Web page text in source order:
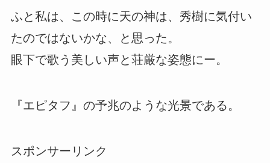
ふと私は、この時に天の神は、秀樹に気付い
たのではないかな、と思った。
眼下で歌う美しい声と荘厳な姿態にー。
『エピタフ』の予兆のような光景である。
スポンサーリンク